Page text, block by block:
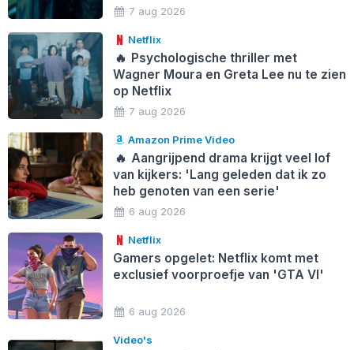
7 aug 2026
Netflix
🔥 Psychologische thriller met
Wagner Moura en Greta Lee nu te zien
op Netflix
7 aug 2026
Amazon Prime Video
🔥 Aangrijpend drama krijgt veel lof
van kijkers: 'Lang geleden dat ik zo
heb genoten van een serie'
6 aug 2026
Netflix
Gamers opgelet: Netflix komt met
exclusief voorproefje van 'GTA VI'
6 aug 2026
Video's